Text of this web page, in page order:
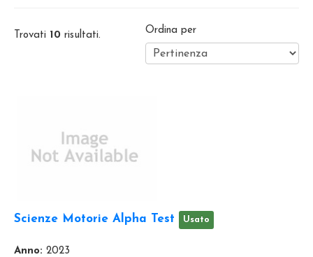
Trovati 10 risultati. Ordina per
Scienze Motorie Alpha Test Usato
Anno: 2023